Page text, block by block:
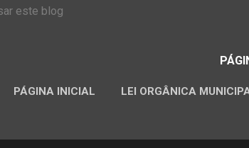
PÁGINA INICIAL LEI ORGÂNICA